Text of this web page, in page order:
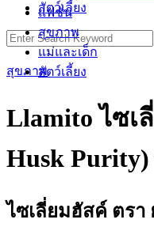
แฟชั่น
สุขภาพ
แม่และเด็ก
สัตว์เลี้ยง
สัตว์เลี้ยง
Search
for:
สุขภาพ
Llamito ไซเ
Husk
ไซเลี่ยมฮัสค์ ตรา